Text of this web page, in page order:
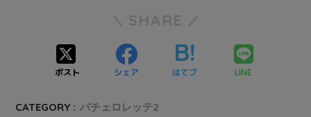
SHARE
ポスト シェア はてブ LINE
CATEGORY : バチェロレッテ2